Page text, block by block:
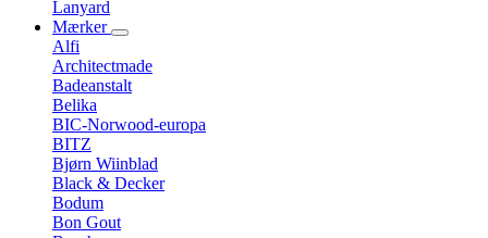
Lanyard
Mærker
Alfi
Architectmade
Badeanstalt
Belika
BIC-Norwood-europa
BITZ
Bjørn Wiinblad
Black & Decker
Bodum
Bon Gout